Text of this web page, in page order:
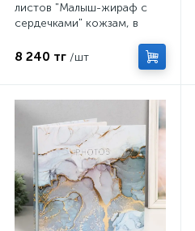
листов "Малыш-жираф с
сердечками" кожзам, в
1072000
8 240 тг /шт